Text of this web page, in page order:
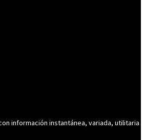
información instantánea, variada, utilitaria